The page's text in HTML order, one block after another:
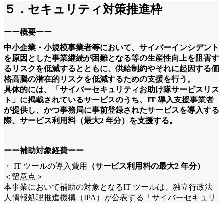
５．セキュリティ対策推進枠
ーー概要ーー
中小企業・小規模事業者等において、サイバーインシデント
を原因とした事業継続が困難となる等の生産性向上を阻害す
るリスクを低減するとともに、供給制約やそれに起因する価
格高騰の潜在的リスクを低減するための支援を行う。
具体的には、「サイバーセキュリティお助け隊サービスリス
ト」に掲載されているサービスのうち、IT 導入支援事業者
が提供し、かつ事務局に事前登録されたサービスを導入する
際、サービス利用料（最大2 年分）を支援する。
ーー補助対象経費ーー
・ IT ツールの導入費用
（サービス利用料の最大2 年分）
＜留意点＞
本事業において補助の対象となるIT ツールは、独立行政法
人情報処理推進機構（IPA）が公表する「サイバーセキュリ